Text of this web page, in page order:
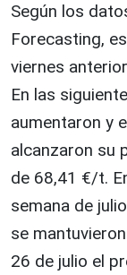
Según los
Forecasting,
viernes
En las
aumentaron y
alcanzaron su
de 68,41 €/t.
semana de
se
26 de julio el